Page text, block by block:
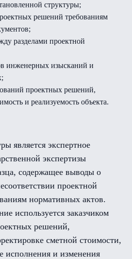
структуры;
решений требованиям
разделами проектной
инженерных изысканий и
проектных решений,
и реализуемость объекта.
является экспертное
экспертизы
содержащее выводы о
проектной
нормативных актов.
используется заказчиком
решений,
сметной стоимости,
исполнения и изменения